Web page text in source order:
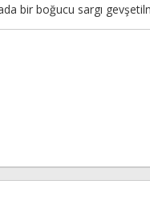
bir boğucu sargı